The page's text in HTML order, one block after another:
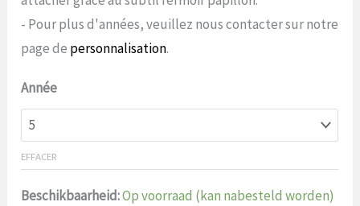
- Pour plus d'années, veuillez nous contacter sur notre
page de personnalisation.
Année
EFFACER
Beschikbaarheid:Op voorraad (kan nabesteld worden)